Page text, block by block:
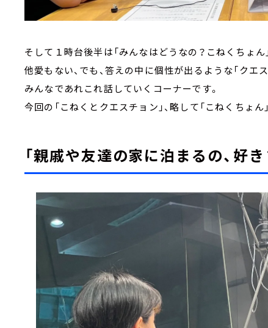
そして１時台後半は「みんなはどうなの？こねくちょん
他愛もない、でも、答えの中に個性が出るような「クエ
みんなであれこれ話していくコーナーです。
今回の「こねくとクエスチョン」、略して「こねくちょん
「親戚や友達の家に泊まるの、好き